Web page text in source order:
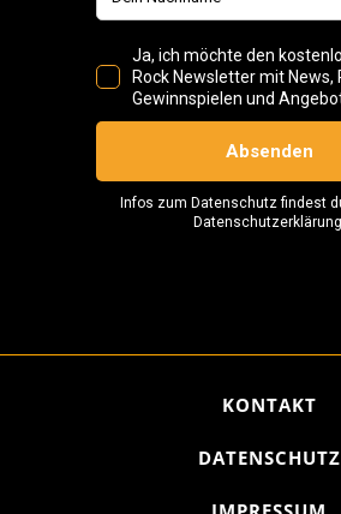
KONTAKT
DATENSCHUTZ